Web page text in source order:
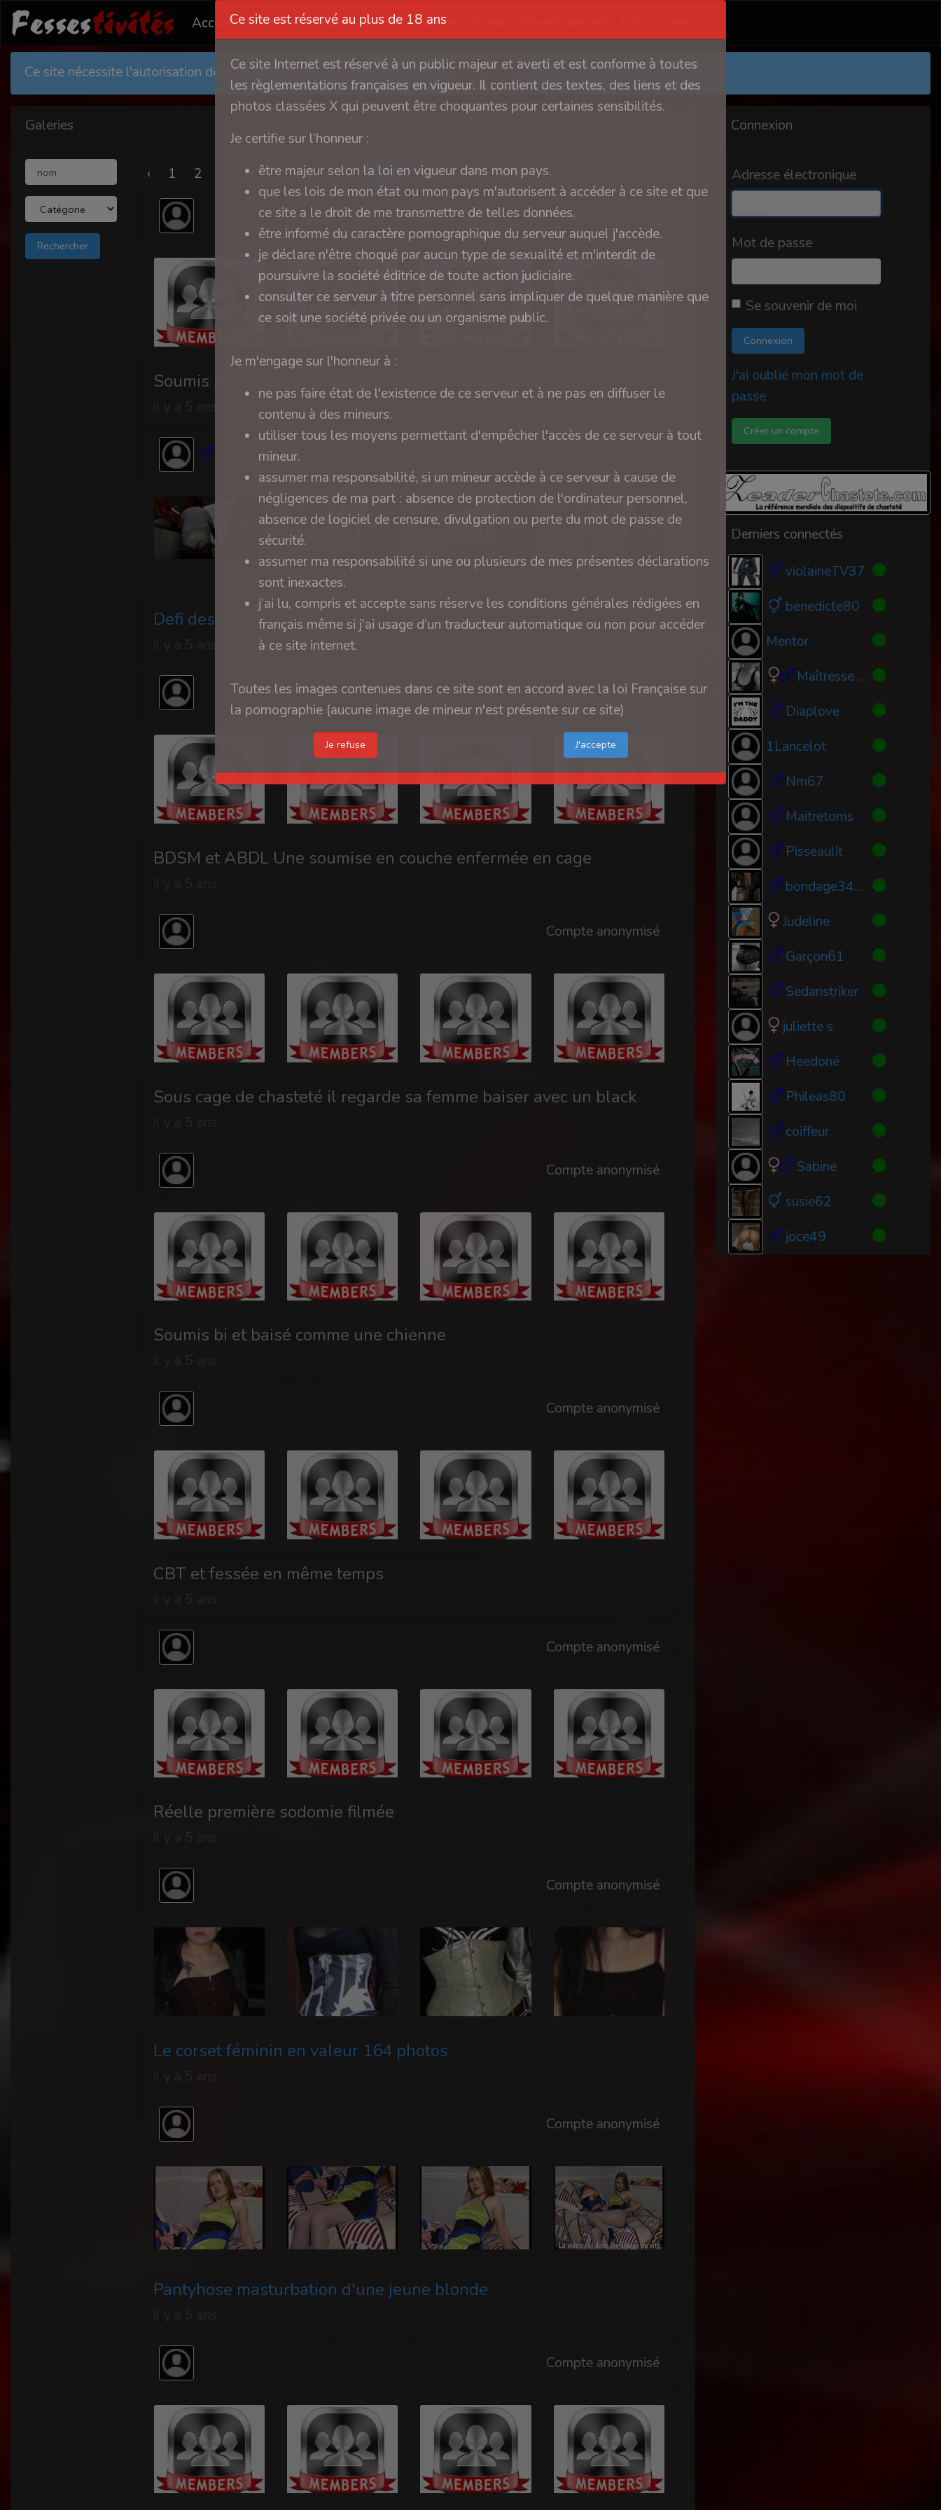
Accueil Membres Vidéos Récits Galeries
Ce site nécessite l'autorisation de cookies pour fonctionner correctement Accepter
Galeries
‹ 1 2 659 660 661 662 663 664 665 ...
Compte anonymisé
Soumis sous cage de chasteté enculé au gode-ceinture
Defi des autoroute ABDL Par Apwn
Compte anonymisé
BDSM et ABDL Une soumise en couche enfermée en cage
Compte anonymisé
Sous cage de chasteté il regarde sa femme baiser avec un black
Compte anonymisé
Soumis bi et baisé comme une chienne
Compte anonymisé
CBT et fessée en même temps
Compte anonymisé
Réelle première sodomie filmée
Compte anonymisé
Le corset féminin en valeur 164 photos
Compte anonymisé
Pantyhose masturbation d'une jeune blonde
Compte anonymisé
Connexion
Adresse électronique
Mot de passe
Se souvenir de moi
Connexion
J'ai oublié mon mot de
passe
Créer un compte
Derniers connectés
violaineTV37
benedicte80
Mentor
Maîtresse Pearl
Diaplove
1Lancelot
Nm67
Maitretoms
Pisseaulit
bondage34000
Judeline
Garçon61
Sedanstriker
juliette s
Heedoné
Phileas80
coiffeur
Sabine
susie62
joce49
Ce site est réservé au plus de 18 ans
Ce site Internet est réservé à un public majeur et averti et est conforme à toutes
les règlementations françaises en vigueur. Il contient des textes, des liens et des
photos classées X qui peuvent être choquantes pour certaines sensibilités.
Je certifie sur l’honneur :
être majeur selon la loi en vigueur dans mon pays.
que les lois de mon état ou mon pays m'autorisent à accéder à ce site et que
ce site a le droit de me transmettre de telles données.
être informé du caractère pornographique du serveur auquel j'accède.
je déclare n'être choqué par aucun type de sexualité et m'interdit de
poursuivre la société éditrice de toute action judiciaire.
consulter ce serveur à titre personnel sans impliquer de quelque manière que
ce soit une société privée ou un organisme public.
Je m'engage sur l'honneur à :
ne pas faire état de l'existence de ce serveur et à ne pas en diffuser le
contenu à des mineurs.
utiliser tous les moyens permettant d'empêcher l'accès de ce serveur à tout
mineur.
assumer ma responsabilité, si un mineur accède à ce serveur à cause de
négligences de ma part : absence de protection de l'ordinateur personnel,
absence de logiciel de censure, divulgation ou perte du mot de passe de
sécurité.
assumer ma responsabilité si une ou plusieurs de mes présentes déclarations
sont inexactes.
j’ai lu, compris et accepte sans réserve les conditions générales rédigées en
français même si j’ai usage d’un traducteur automatique ou non pour accéder
à ce site internet.
Toutes les images contenues dans ce site sont en accord avec la loi Française sur
la pornographie (aucune image de mineur n'est présente sur ce site)
Je refuse